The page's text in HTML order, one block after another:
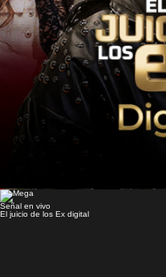
Señal en vivo
El juicio de los Ex digital